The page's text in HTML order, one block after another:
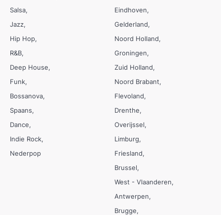
Salsa
Jazz
Hip Hop
R&B
Deep House
Funk
Bossanova
Spaans
Dance
Indie Rock
Nederpop
Eindhoven
Gelderland
Noord Holland
Groningen
Zuid Holland
Noord Brabant
Flevoland
Drenthe
Overijssel
Limburg
Friesland
Brussel
West - Vlaanderen
Antwerpen
Brugge